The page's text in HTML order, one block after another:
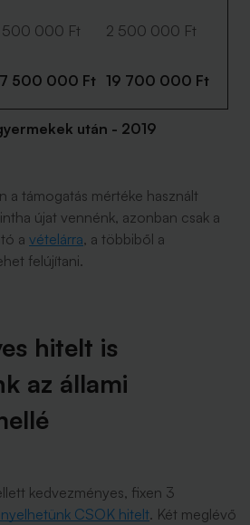
után - 2019
500 000 Ft 2 500 000 Ft
500 000 Ft 19 700 000 Ft
a támogatás mértéke használt
újat vennénk, azonban csak a
a vételárra, a többiből a
felújítani.
hitelt is
az állami
kedvezményes, fixen 3
CSOK hitelt. Két meglévő